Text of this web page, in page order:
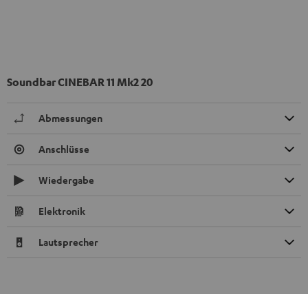
Soundbar CINEBAR 11 Mk2 20
Abmessungen
Anschlüsse
Wiedergabe
Elektronik
Lautsprecher